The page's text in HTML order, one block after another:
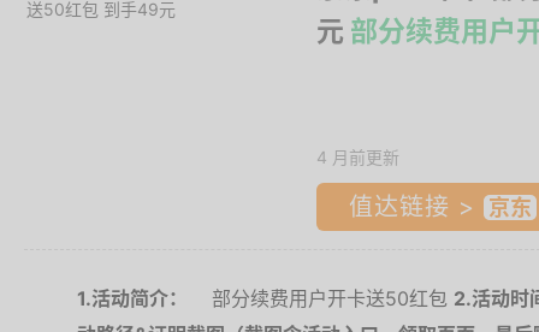
元 部分续费用户
4 月前更新
值达链接 >
1.活动简介： 部分续费用户开卡送50红包 2.活动时